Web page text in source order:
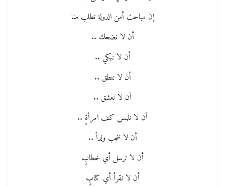
إن مباحث أمن الدولة تطلب منا
أن لا نضحك ..
أن لا نبكي ..
أن لا ننطق ..
أن لا نعشق ..
أن لا نلمس كف امرأةٍ ..
أن لا ننجب ولداً ..
أن لا نرسل أي خطابٍ
أن لا نقرأ أي كتابٍ